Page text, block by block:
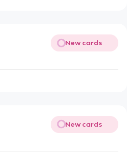
New cards
New cards